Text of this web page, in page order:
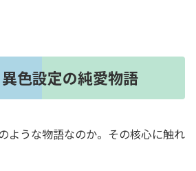
色設定の純愛物語
ような物語なのか。その核心に触れ